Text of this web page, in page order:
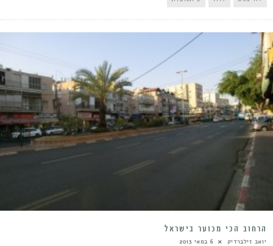
הרחוב הכי מכוער בישראל
יואב זילברדיק 6 במאי 2013